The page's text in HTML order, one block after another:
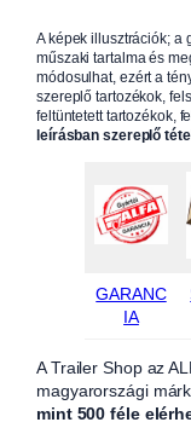
A képek illusztrációk; a
műszaki tartalma és
módosulhat, ezért a
szereplő tartozékok,
feltüntetett tartozékok,
leírásban szereplő
GARANC
IA
A Trailer Shop az
magyarországi
mint 500 féle